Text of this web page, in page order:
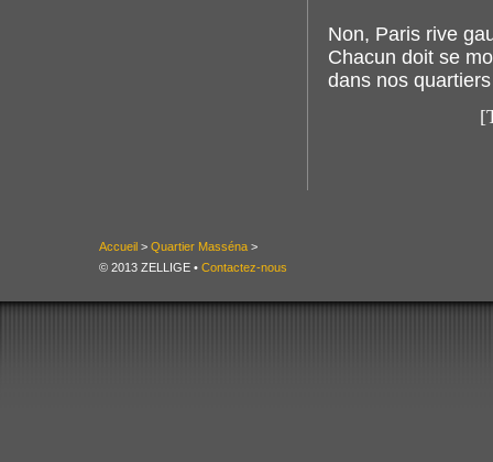
Non, Paris rive
Chacun doit se
dans nos
Accueil > Quartier Masséna >
© 2013 ZELLIGE • Contactez-nous